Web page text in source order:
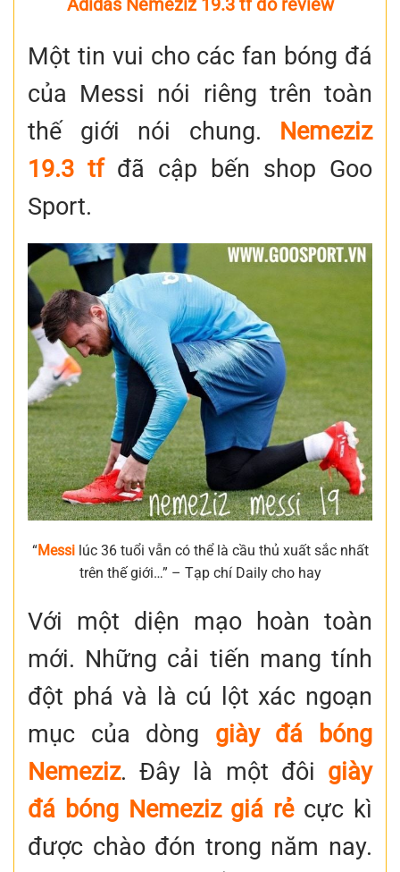
Một tin vui cho các fan bóng đá
của Messi nói riêng trên toàn
thế giới nói chung. Nemeziz
19.3 tfđã cập bến shop Goo
Sport.
“Messilúc 36 tuổi vẫn có thể là cầu thủ xuất sắc nhất
trên thế giới…” – Tạp chí Daily cho hay
Với một diện mạo hoàn toàn
mới. Những cải tiến mang tính
đột phá và là cú lột xác ngoạn
mục của dòng giày đá bóng
Nemeziz. Đây là một đôi giày
đá bóng Nemeziz giá rẻcực kì
được chào đón trong năm nay.